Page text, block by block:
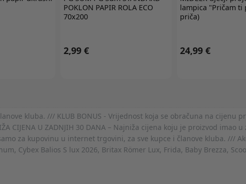
POKLON PAPIR ROLA ECO
70x200
2,99 €
lampica "Pričam ti
priča)
24,99 €
kluba. /// KLUB BONUS - Vrijednost koja se obračuna na cijenu
CIJENA U ZADNJIH 30 DANA – Najniža cijena koju je proizvod imao
za kupovinu u internet trgovini, za sve kupce i članove kluba. ///
Balios S lux 2026, Britax Römer Lux, Frida, Baby Brezza,